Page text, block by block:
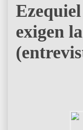
exigen